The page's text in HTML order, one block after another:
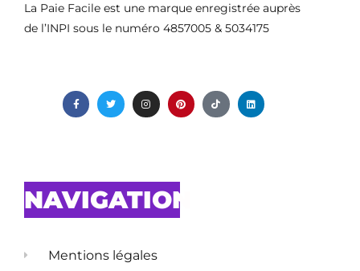
La Paie Facile est une marque enregistrée auprès
de l’INPI sous le numéro 4857005 & 5034175
NAVIGATION
Mentions légales